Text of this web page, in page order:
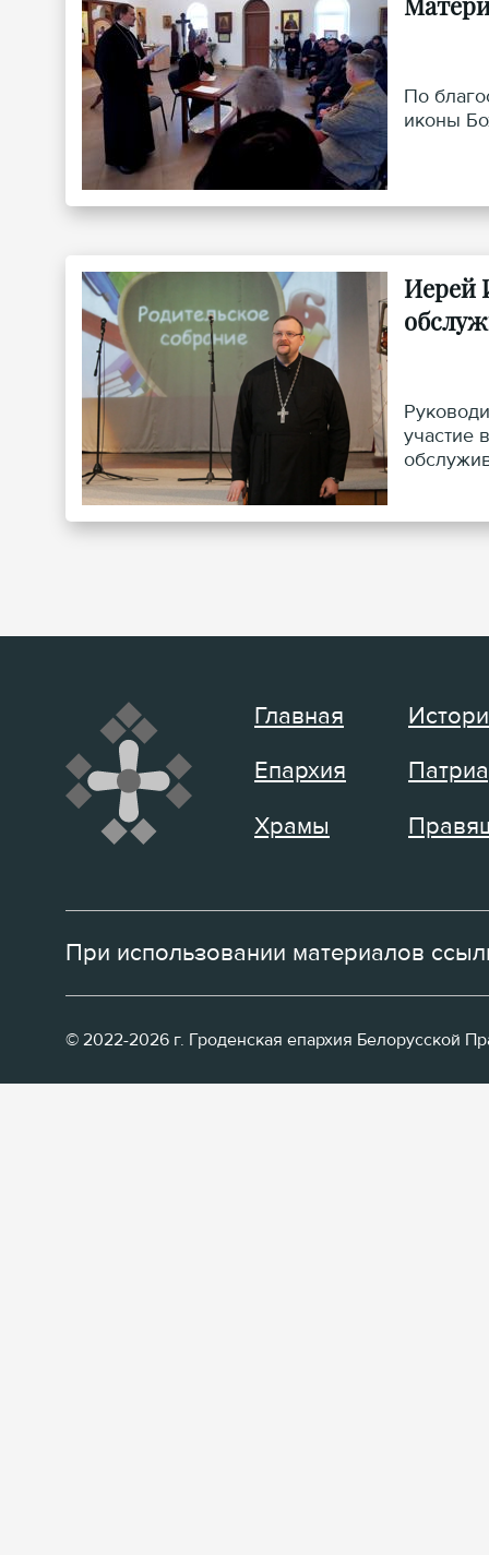
По
иконы
Иерей
участие
Главная
Епархия
Храмы
При использовании материалов
© 2022-2026 г. Гроденская епархия Белорусской